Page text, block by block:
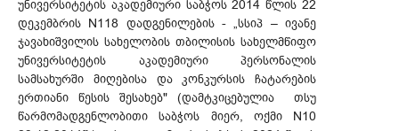
უნივერსიტეტის აკადემიური საბჭოს 2014 წლის 22
დეკემბრის N118 დადგენილების - „სსიპ – ივანე
ჯავახიშვილის სახელობის თბილისის სახელმწიფო
უნივერსიტეტის აკადემიური პერსონალის
სამსახურში მიღებისა და კონკურსის ჩატარების
ერთიანი წესის შესახებ" (დამტკიცებულია თსუ
წარმომადგენლობითი საბჭოს მიერ, ოქმი N10